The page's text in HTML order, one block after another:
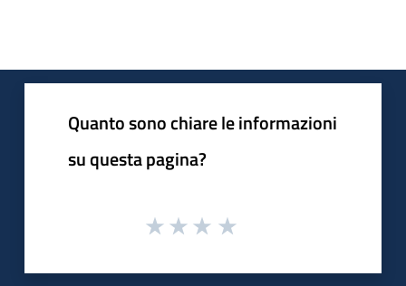
Quanto sono chiare le informazioni
su questa pagina?